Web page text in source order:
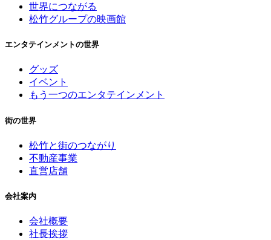
世界につながる
松竹グループの映画館
エンタテインメントの世界
グッズ
イベント
もう一つのエンタテインメント
街の世界
松竹と街のつながり
不動産事業
直営店舗
会社案内
会社概要
社長挨拶